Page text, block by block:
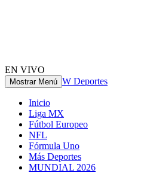
EN VIVO
Mostrar Menú W Deportes
Inicio
Liga MX
Fútbol Europeo
NFL
Fórmula Uno
Más Deportes
MUNDIAL 2026